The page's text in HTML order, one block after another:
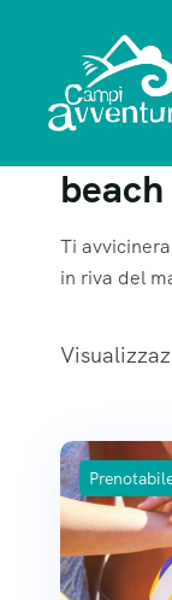
Ti
in riva del